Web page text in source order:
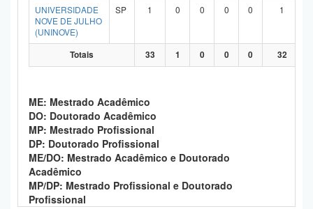
UNIVERSIDADE
NOVE DE JULHO
(UNINOVE)
SP 1 0 0 0 0 1
Totais 33 1 0 0 0 32
ME: Mestrado Acadêmico
DO: Doutorado Acadêmico
MP: Mestrado Profissional
DP: Doutorado Profissional
ME/DO: Mestrado Acadêmico e Doutorado
Acadêmico
MP/DP: Mestrado Profissional e Doutorado
Profissional